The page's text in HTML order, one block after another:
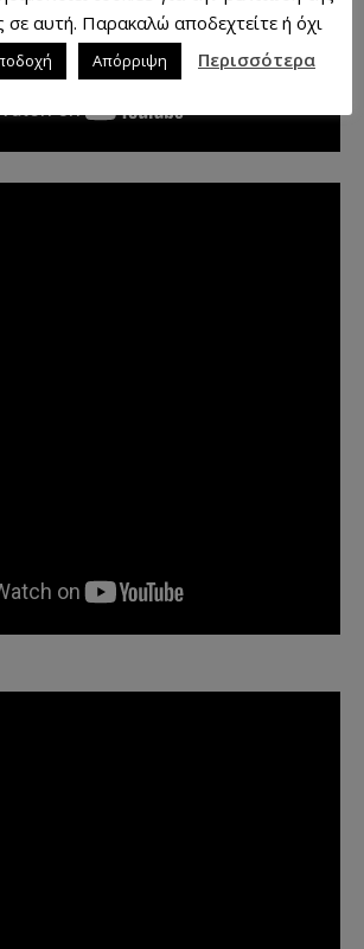
σε αυτή. Παρακαλώ αποδεχτείτε ή όχι
Απόρριψη Περισσότερα